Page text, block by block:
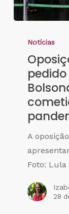
Notícias
A
Foto:
28